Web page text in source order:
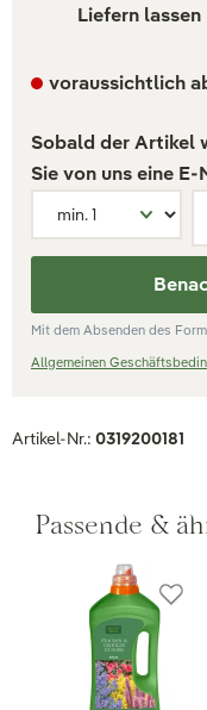
Liefern lassen
voraussichtlich
Sobald der Artikel
Sie von uns eine E-
Mit dem Absenden des
Allgemeinen
Artikel-Nr.: 0319200181
Passende &